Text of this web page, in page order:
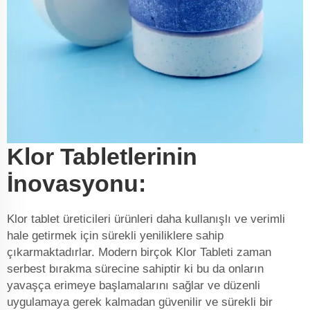
Klor Tabletlerinin
İnovasyonu:
Klor tablet üreticileri ürünleri daha kullanışlı ve verimli
hale getirmek için sürekli yeniliklere sahip
çıkarmaktadırlar. Modern birçok Klor Tableti zaman
serbest bırakma sürecine sahiptir ki bu da onların
yavaşça erimeye başlamalarını sağlar ve düzenli
uygulamaya gerek kalmadan güvenilir ve sürekli bir